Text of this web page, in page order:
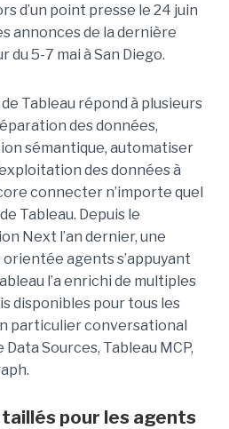
d’un point presse le 24 juin
annonces de la dernière
5-7 mai à San Diego.
Tableau répond à plusieurs
des données,
sémantique, automatiser
des données à
connecter n’importe quel
Tableau. Depuis le
Next l’an dernier, une
agents s’appuyant
l’a enrichi de multiples
disponibles pour tous les
particulier conversational
Sources, Tableau MCP,
pour les agents